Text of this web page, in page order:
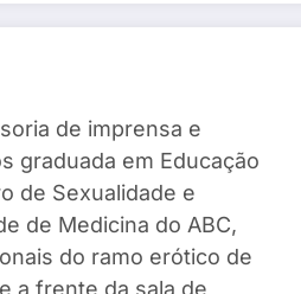
de imprensa e
graduada em Educação
de Sexualidade e
de Medicina do ABC,
do ramo erótico de
a frente da sala de